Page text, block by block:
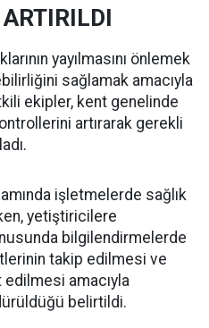
yayılmasını önlemek
sağlamak amacıyla
ekipler, kent genelinde
artırarak gerekli
işletmelerde sağlık
yetiştiricilere
bilgilendirmelerde
takip edilmesi ve
amacıyla
belirtildi.